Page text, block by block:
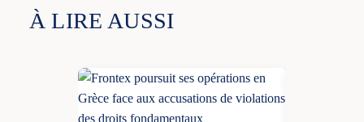
À LIRE AUSSI